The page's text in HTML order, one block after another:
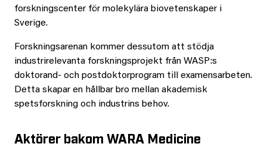
forskningscenter för molekylära biovetenskaper i
Sverige.
Forskningsarenan kommer dessutom att stödja
industrirelevanta forskningsprojekt från WASP:s
doktorand- och postdoktorprogram till examensarbeten.
Detta skapar en hållbar bro mellan akademisk
spetsforskning och industrins behov.
Aktörer bakom WARA Medicine